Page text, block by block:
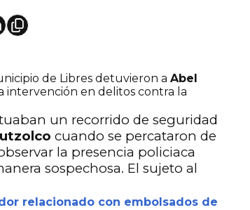
de Libres detuvieron a Abel
intervención en delitos contra la
un recorrido de seguridad
cuando se percataron de
la presencia policiaca
sospechosa. El sujeto al
relacionado con embolsados de